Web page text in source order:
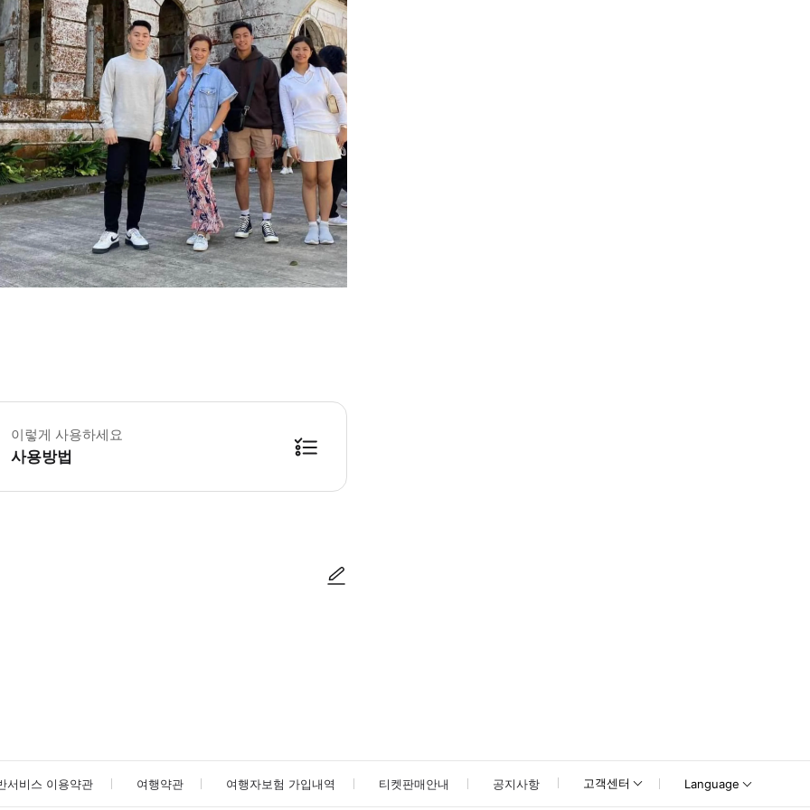
이렇게 사용하세요
사용방법
서비스 이용약관 여행약관 여행자보험 가입내역 티켓판매안내 공지사항 고객센터 Language